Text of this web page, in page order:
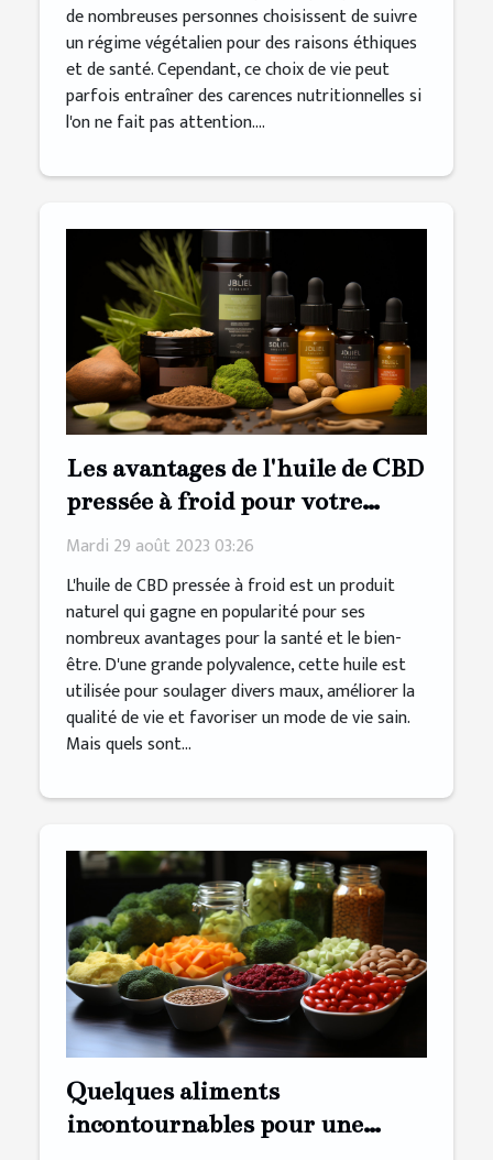
de nombreuses personnes choisissent de suivre
un régime végétalien pour des raisons éthiques
et de santé. Cependant, ce choix de vie peut
parfois entraîner des carences nutritionnelles si
l'on ne fait pas attention....
Les avantages de l'huile de CBD
pressée à froid pour votre
bien-être
Mardi 29 août 2023 03:26
L'huile de CBD pressée à froid est un produit
naturel qui gagne en popularité pour ses
nombreux avantages pour la santé et le bien-
être. D'une grande polyvalence, cette huile est
utilisée pour soulager divers maux, améliorer la
qualité de vie et favoriser un mode de vie sain.
Mais quels sont...
Quelques aliments
incontournables pour une